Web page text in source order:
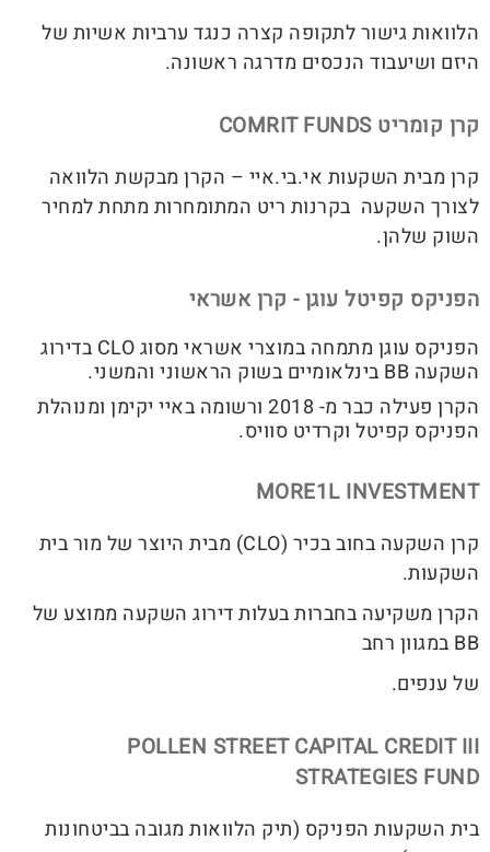
הלוואות גישור לתקופה קצרה כנגד ערביות אשיות של
היזם ושיעבוד הנכסים מדרגה ראשונה.
קרן קומריט COMRIT FUNDS
קרן מבית השקעות אי.בי.איי – הקרן מבקשת הלוואה
לצורך השקעה בקרנות ריט המתומחרות מתחת למחיר
השוק שלהן.
הפניקס קפיטל עוגן - קרן אשראי
הפניקס עוגן מתמחה במוצרי אשראי מסוג CLO בדירוג
השקעה BB בינלאומיים בשוק הראשוני והמשני.
הקרן פעילה כבר מ- 2018 ורשומה באיי יקימן ומנוהלת
הפניקס קפיטל וקרדיט סוויס.
MORE1L INVESTMENT
קרן השקעה בחוב בכיר (CLO) מבית היוצר של מור בית
השקעות.
הקרן משקיעה בחברות בעלות דירוג השקעה ממוצע של
BB במגוון רחב
של ענפים.
POLLEN STREET CAPITAL CREDIT III
STRATEGIES FUND
בית השקעות הפניקס (תיק הלוואות מגובה בביטחונות